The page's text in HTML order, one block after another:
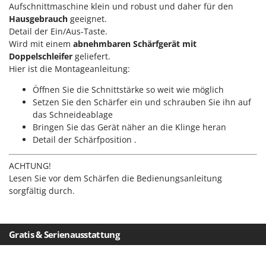
Novital
NuAir
NuovaFac
O
Officine Savioli
Oliviero
Olix
OMA
Ompagrill
Ooni
Outdoorchef
Aufschnittmaschine klein und robust und daher für den
Hausgebrauch geeignet.
Detail der Ein/Aus-Taste.
Wird mit einem abnehmbaren Schärfgerät mit
Doppelschleifer geliefert.
Hier ist die Montageanleitung:
Öffnen Sie die Schnittstärke so weit wie möglich
Setzen Sie den Schärfer ein und schrauben Sie ihn auf
das Schneideablage
Bringen Sie das Gerät näher an die Klinge heran
Detail der Schärfposition .
ACHTUNG!
Lesen Sie vor dem Schärfen die Bedienungsanleitung
sorgfältig durch.
Gratis & Serienausstattung